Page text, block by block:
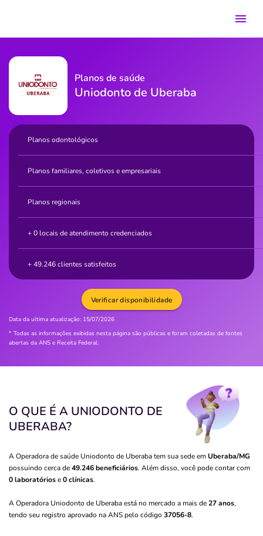
Planos de saúde
Uniodonto de Uberaba
Planos odontológicos
Planos familiares, coletivos e empresariais
Planos regionais
+ 0 locais de atendimento credenciados
+ 49.246 clientes satisfeitos
Data da ultima atualização: 15/07/2026
* Todas as informações exibidas nesta página são públicas e foram coletadas de fontes
abertas da ANS e Receita Federal.
Verificar disponibilidade
O QUE É A UNIODONTO DE
UBERABA?
A Operadora de saúde Uniodonto de Uberaba tem sua sede emUberaba/MG
possuindo cerca de49.246 beneficiários. Além disso, você pode contar com
0 laboratóriose0 clínicas.
A Operadora Uniodonto de Uberaba está no mercado a mais de27 anos,
tendo seu registro aprovado na ANS pelo código 37056-8.